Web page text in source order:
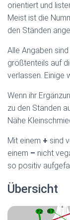
orientiert und
Meist ist die
den Ständen
Alle Angaben
größtenteils auf
verlassen. Einige
Wenn ihr
zu den Ständen
Nähe
Mit einem + sind
einem – nicht
so positiv
Übersicht